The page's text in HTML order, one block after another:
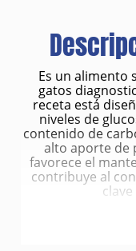
Es un alimento
gatos
receta está
niveles de
contenido de
alto aporte de
favorece el
contribuye al
Tipo de